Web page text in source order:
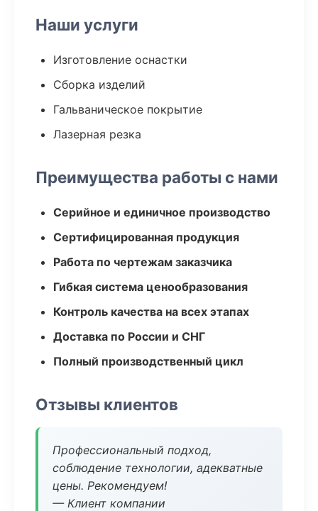
Наши услуги
Изготовление оснастки
Сборка изделий
Гальваническое покрытие
Лазерная резка
Преимущества работы с нами
Серийное и единичное производство
Сертифицированная продукция
Работа по чертежам заказчика
Гибкая система ценообразования
Контроль качества на всех этапах
Доставка по России и СНГ
Полный производственный цикл
Отзывы клиентов
Профессиональный подход,
соблюдение технологии, адекватные
цены. Рекомендуем!
— Клиент компании